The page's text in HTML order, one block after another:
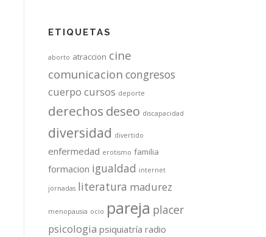
ETIQUETAS
aborto atraccion cine
comunicacion congresos
cuerpo cursos deporte
derechos deseo discapacidad
diversidad divertido
enfermedad erotismo familia
formacion igualdad internet
jornadas literatura madurez
menopausia ocio pareja placer
psicologia psiquiatría radio